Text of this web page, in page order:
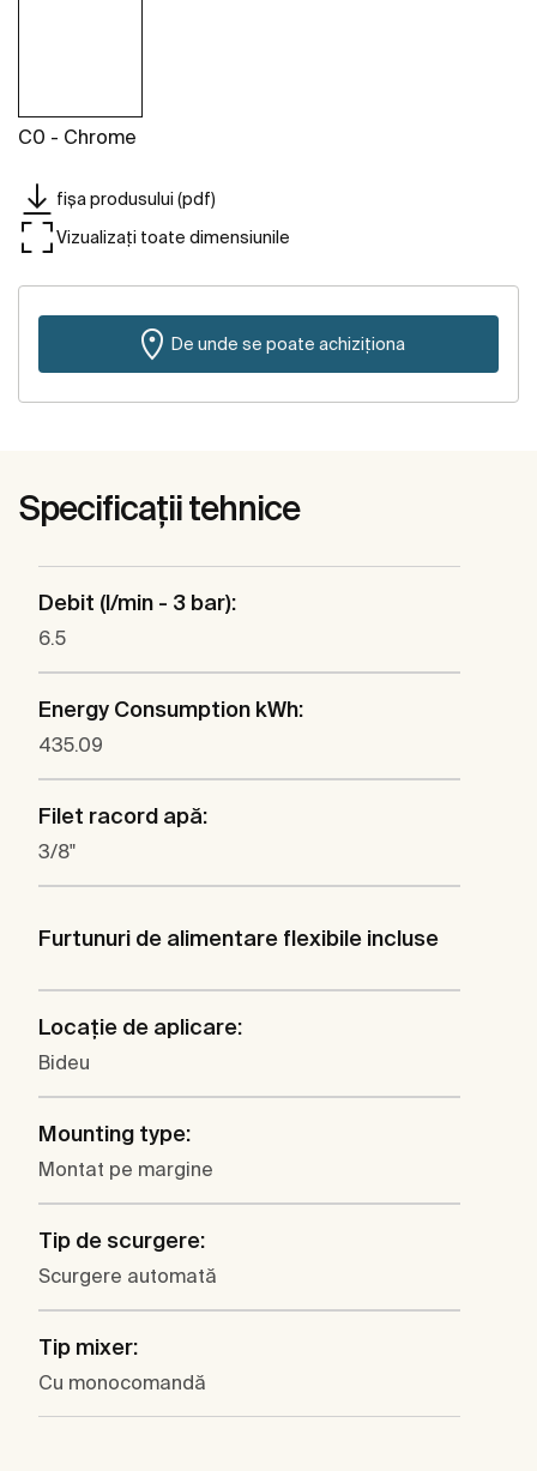
C0 - Chrome
fișa produsului (pdf)
Vizualizați toate dimensiunile
De unde se poate achiziționa
Specificații tehnice
Debit (l/min - 3 bar):
6.5
Energy Consumption kWh:
435.09
Filet racord apă:
3/8"
Furtunuri de alimentare flexibile incluse
Locaţie de aplicare:
Bideu
Mounting type:
Montat pe margine
Tip de scurgere:
Scurgere automată
Tip mixer:
Cu monocomandă